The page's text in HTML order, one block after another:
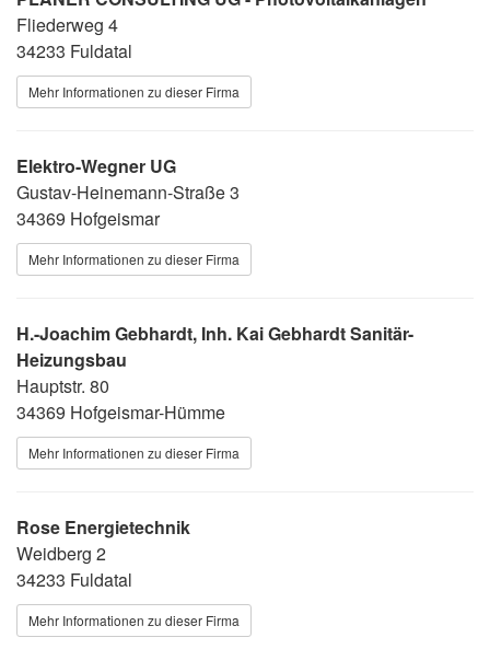
Fliederweg 4
34233 Fuldatal
Mehr Informationen zu dieser Firma
Elektro-Wegner UG
Gustav-Heinemann-Straße 3
34369 Hofgeismar
Mehr Informationen zu dieser Firma
H.-Joachim Gebhardt, Inh. Kai Gebhardt Sanitär-
Heizungsbau
Hauptstr. 80
34369 Hofgeismar-Hümme
Mehr Informationen zu dieser Firma
Rose Energietechnik
Weidberg 2
34233 Fuldatal
Mehr Informationen zu dieser Firma